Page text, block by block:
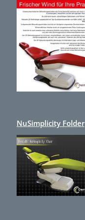
NuSimplicity Folder